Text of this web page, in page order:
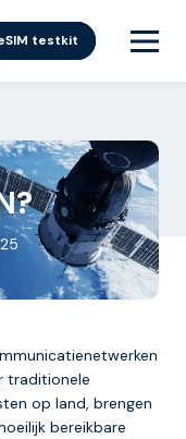
testkit
traditionele
op land, brengen
bereikbare